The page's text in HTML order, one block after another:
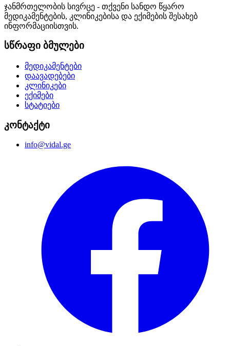
ჯანმრთელობის სივრცე - თქვენი სანდო წყარო
მედიკამენტების, კლინიკებისა და ექიმების შესახებ
ინფორმაციისთვის.
სწრაფი ბმულები
მედიკამენტები
დაავადებები
კლინიკები
ექიმები
სტატიები
კონტაქტი
info@vidal.ge